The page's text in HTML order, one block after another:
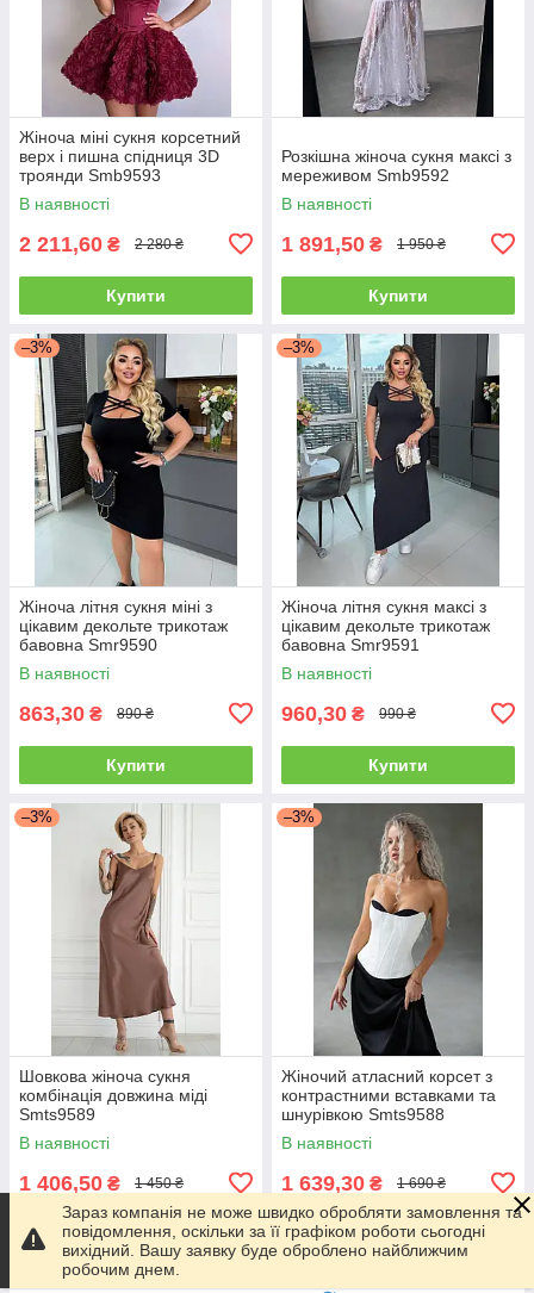
Жіноча міні сукня корсетний
верх і пишна спідниця 3D
троянди Smb9593
В наявності
2 211,60 ₴ 2 280 ₴
Купити
Розкішна жіноча сукня максі з
мереживом Smb9592
В наявності
1 891,50 ₴ 1 950 ₴
Купити
–3%
Жіноча літня сукня міні з
цікавим декольте трикотаж
бавовна Smr9590
В наявності
863,30 ₴ 890 ₴
Купити
–3%
Жіноча літня сукня максі з
цікавим декольте трикотаж
бавовна Smr9591
В наявності
960,30 ₴ 990 ₴
Купити
–3%
Шовкова жіноча сукня
комбінація довжина міді
Smts9589
В наявності
1 406,50 ₴ 1 450 ₴
Купити
–3%
Жіночий атласний корсет з
контрастними вставками та
шнурівкою Smts9588
В наявності
1 639,30 ₴ 1 690 ₴
Купити
Зараз компанія не може швидко обробляти замовлення та
повідомлення, оскільки за її графіком роботи сьогодні
вихідний. Вашу заявку буде оброблено найближчим
робочим днем.